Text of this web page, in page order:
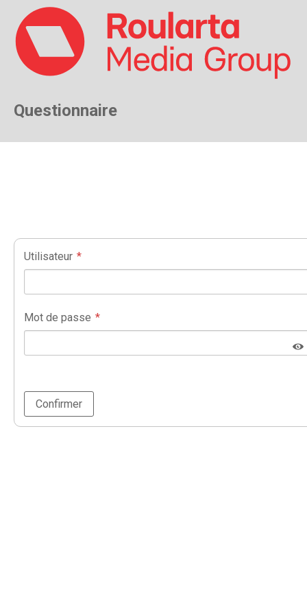
Questionnaire
Utilisateur
Mot de passe
Confirmer